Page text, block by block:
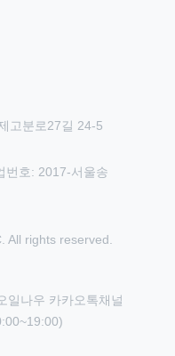
고분로27길 24-5
번호: 2017-서울송
All rights reserved.
일나우 카카오톡채널